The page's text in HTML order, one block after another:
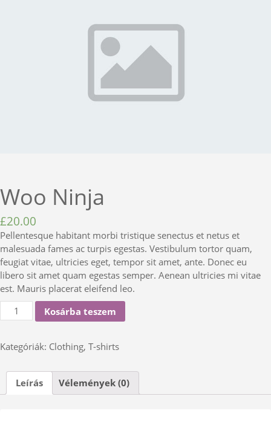
Woo Ninja
£20.00
Pellentesque habitant morbi tristique senectus et netus et
malesuada fames ac turpis egestas. Vestibulum tortor quam,
feugiat vitae, ultricies eget, tempor sit amet, ante. Donec eu
libero sit amet quam egestas semper. Aenean ultricies mi vitae
est. Mauris placerat eleifend leo.
Woo
Ninja
Kosárba teszem
Kategóriák: Clothing, T-shirts
Leírás Vélemények (0)